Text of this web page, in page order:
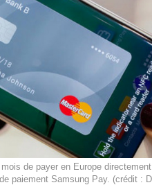
de payer en Europe
paiement Samsung Pay. (crédit :